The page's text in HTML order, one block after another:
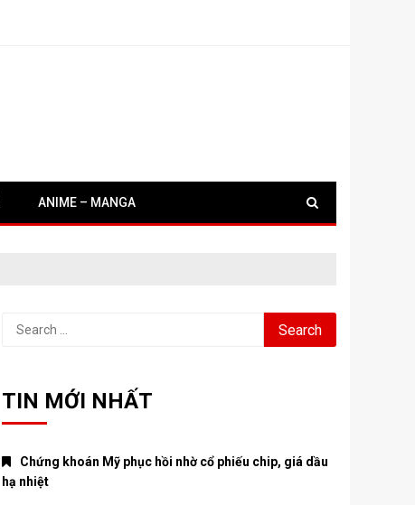
ANIME – MANGA
Search
TIN MỚI NHẤT
Chứng khoán Mỹ phục hồi nhờ cổ phiếu chip, giá dầu
hạ nhiệt